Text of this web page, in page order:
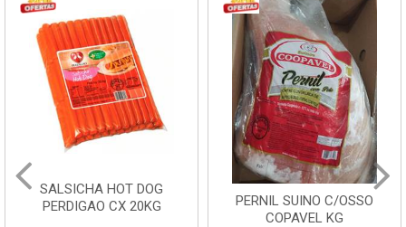
SALSICHA HOT DOG
PERDIGAO CX 20KG
PERNIL SUINO C/OSSO
COPAVEL KG